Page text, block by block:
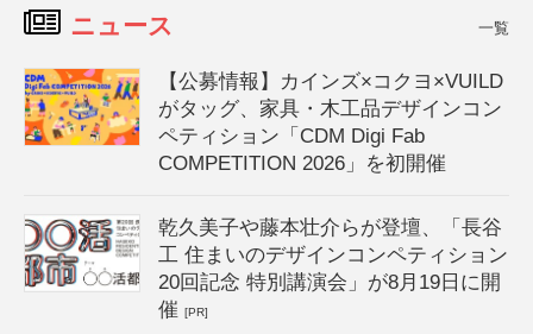
ニュース 一覧
【公募情報】カインズ×コクヨ×VUILD
がタッグ、家具・木工品デザインコン
ペティション「CDM Digi Fab
COMPETITION 2026」を初開催
乾久美子や藤本壮介らが登壇、「長谷
工 住まいのデザインコンペティション
20回記念 特別講演会」が8月19日に開
催[PR]